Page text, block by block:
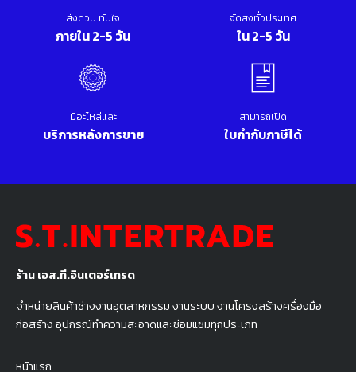
ร้าน เอส.ที.อินเตอร์เทรด
จำหน่ายสินค้าช่างงานอุตสาหกรรม งานระบบ งานโครงสร้างครื่องมือ
ก่อสร้าง อุปกรณ์ทำความสะอาดและซ่อมแซมทุกประเภท
หน้าแรก
ส่งด่วน ทันใจ
ภายใน 2-5 วัน
จัดส่งทั่วประเทศ
ใน 2-5 วัน
มีอะไหล่และ
บริการหลังการขาย
สามารถเปิด
ใบกำกับภาษีได้